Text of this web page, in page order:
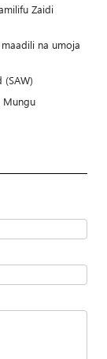
Zaidi
na umoja
Mungu